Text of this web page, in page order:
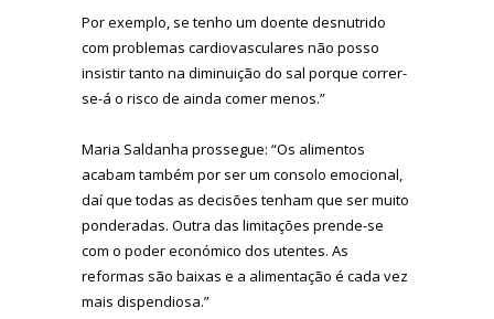
Por exemplo, se tenho um doente desnutrido
com problemas cardiovasculares não posso
insistir tanto na diminuição do sal porque correr-
se-á o risco de ainda comer menos.”
Maria Saldanha prossegue: “Os alimentos
acabam também por ser um consolo emocional,
daí que todas as decisões tenham que ser muito
ponderadas. Outra das limitações prende-se
com o poder económico dos utentes. As
reformas são baixas e a alimentação é cada vez
mais dispendiosa.”